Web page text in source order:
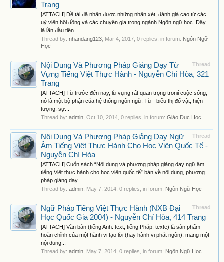
Trang
[ATTACH] Đề tài đã nhận được những nhận xét, đánh giá cao từ các
uỷ viên hội đồng và các chuyên gia trong ngành Ngôn ngữ học. Đây
là lần đầu tiên...
Thread by: nhandang123 Mar 4, 2017 , 0 replies, in forum: Ngôn Ngữ
Học
Thread
Nội Dung Và Phương Pháp Giảng Dạy Từ
Vựng Tiếng Việt Thực Hành - Nguyễn Chí Hòa, 321
Trang
[ATTACH] Từ trước đến nay, lừ vựng rất quan trọng troniỉ cuộc sống,
nó là một bộ phận cúa hệ thống ngôn ngữ. Từ - biểu thị đổ vật, hiện
tượng, sự...
Thread by: admin Oct 10, 2014 , 0 replies, in forum: Giáo Dục Học
Thread
Nội Dung Và Phương Pháp Giảng Dạy Ngữ
Âm Tiếng Việt Thực Hành Cho Học Viên Quốc Tế -
Nguyễn Chí Hòa
[ATTACH] Cuốn sách “Nội dung và phương pháp giảng dạy ngữ âm
tiếng Việt thực hành cho học viên quốc tế” bàn về nội dung, phương
pháp giảng dạy...
Thread by: admin May 7, 2014 , 0 replies, in forum: Ngôn Ngữ Học
Thread
Ngữ Pháp Tiếng Việt Thực Hành (NXB Đại
Học Quốc Gia 2004) - Nguyễn Chí Hòa, 414 Trang
[ATTACH] Văn bản (tiếng Anh: text; tiếng Pháp: texte) là sản phẩm
hoàn chỉnh của một hành vi tạo lời (hay hành vi phát ngôn), mang một
nội dung...
Thread by: admin May 7, 2014 , 0 replies, in forum: Ngôn Ngữ Học